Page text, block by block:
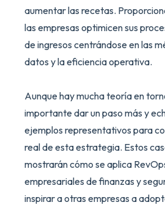
aumentar las recetas.
las empresas optimicen sus
de ingresos centrándose en las
datos y la eficiencia operativa.
Aunque hay mucha teoría en
importante dar un paso más y
ejemplos representativos para
real de esta estrategia. Estos
mostrarán cómo se aplica
empresariales de finanzas y
inspirar a otras empresas a